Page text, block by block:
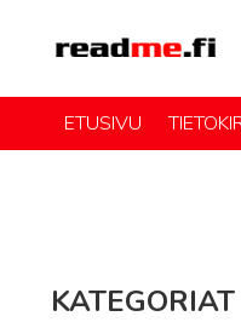
ETUSIVU
KATEGORIAT